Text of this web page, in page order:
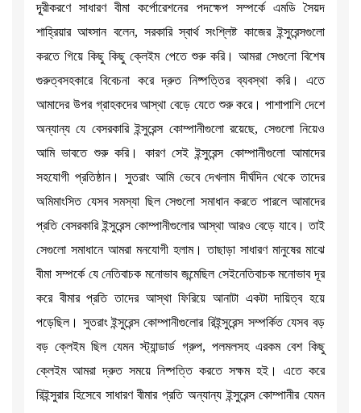
দূূরীকরণে সাধারণ বীমা কর্পোরেশনের পদক্ষেপ সম্পর্কে এমডি সৈয়দ
শাহ্রিয়ার আহ্সান বলেন, সরকারি স্বার্থ সংশ্লিষ্ট কাজের ইন্সুরেন্সগুলো
করতে গিয়ে কিছু কিছু ক্লেইম পেতে শুরু করি। আমরা সেগুলো বিশেষ
গুরুত্বসহকারে বিবেচনা করে দ্রুত নিষ্পত্তির ব্যবস্থা করি। এতে
আমাদের উপর গ্রাহকদের আস্থা বেড়ে যেতে শুরু করে। পাশাপাশি দেশে
অন্যান্য যে বেসরকারি ইন্সুরেন্স কোম্পানীগুলো রয়েছে, সেগুলো নিয়েও
আমি ভাবতে শুরু করি। কারণ সেই ইন্সুরেন্স কোম্পানীগুলো আমাদের
সহযোগী প্রতিষ্ঠান। সুতরাং আমি ভেবে দেখলাম দীর্ঘদিন থেকে তাদের
অমিমাংসিত যেসব সমস্যা ছিল সেগুলো সমাধান করতে পারলে আমাদের
প্রতি বেসরকারি ইন্সুরেন্স কোম্পানীগুলোর আস্থা আরও বেড়ে যাবে। তাই
সেগুলো সমাধানে আমরা মনযোগী হলাম। তাছাড়া সাধারণ মানুষের মাঝে
বীমা সম্পর্কে যে নেতিবাচক মনোভাব জন্মেছিল সেইনেতিবাচক মনোভাব দূর
করে বীমার প্রতি তাদের আস্থা ফিরিয়ে আনাটা একটা দায়িত্ব হয়ে
পড়েছিল। সুতরাং ইন্সুরেন্স কোম্পানীগুলোর রিইন্সুরেন্স সম্পর্কিত যেসব বড়
বড় ক্লেইম ছিল যেমন স্ট্যান্ডার্ড গ্রুপ, পলমলসহ এরকম বেশ কিছু
ক্লেইম আমরা দ্রুত সময়ে নিষ্পত্তি করতে সক্ষম হই। এতে করে
রিইন্সুরার হিসেবে সাধারণ বীমার প্রতি অন্যান্য ইন্সুরেন্স কোম্পানীর যেমন